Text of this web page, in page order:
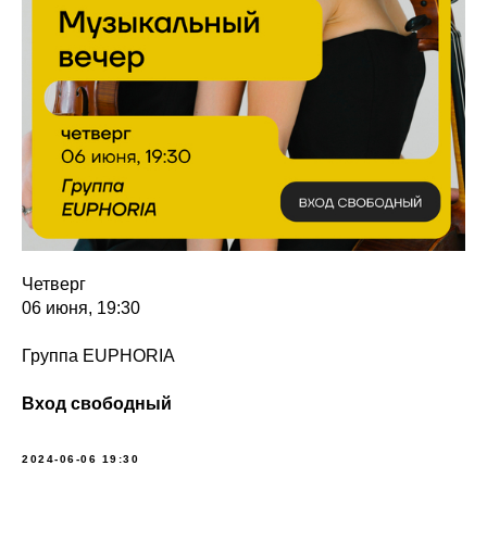
Четверг
06 июня, 19:30
Группа EUPHORIA
Вход свободный
2024-06-06 19:30